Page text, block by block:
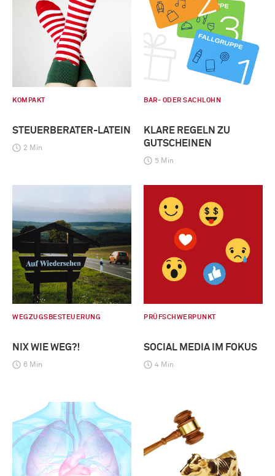
KOMPAKT
STEUERBERATER-LATEIN
2 Min
BAR- ODER SACHLOHN
KLARE REGELN ZU
GUTSCHEINEN
5 Min
WEGZUGSBESTEUERUNG
NIX WIE WEG?!
6 Min
PRÜFSCHWERPUNKT
SOCIAL MEDIA IM FOKUS
4 Min